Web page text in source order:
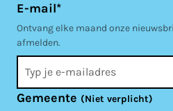
E-mail*
Ontvang elke maand onze
afmelden.
Gemeente (Niet verplicht)